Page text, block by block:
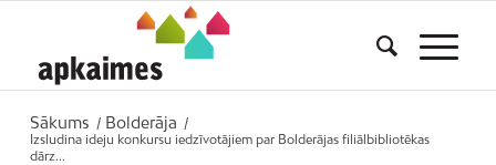
Sākums / Bolderāja
/
Izsludina ideju konkursu iedzīvotājiem par Bolderājas filiālbibliotēkas
dārz...